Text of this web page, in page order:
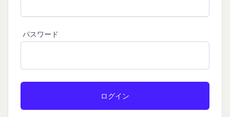
パスワード
る情報
メールアドレス、電話番号、住所等連絡先に関する
情報
ワード等のその他の情報
入力フォームその他当社が定める方法を通じてお客
様が入力または送信する情報
当社が各サービスにおいて取得すると定めた情報
方をいいます。
認めた特定の法人、団体、個人の第三者をいいま
スを利用されているものとみなします。
「会員」